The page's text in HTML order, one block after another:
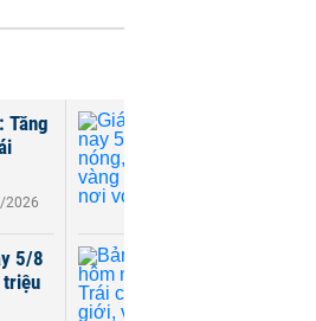
Tăng
2026
5/8
triệu